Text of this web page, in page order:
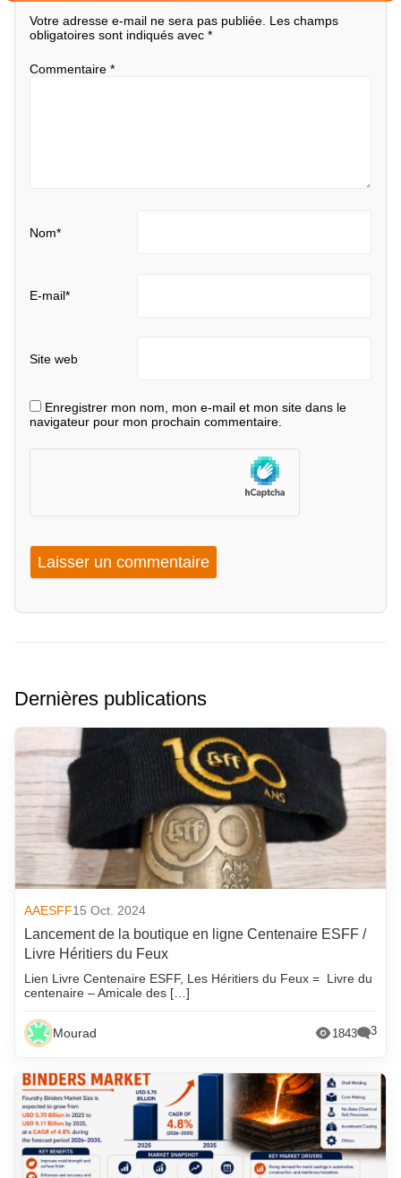
Votre adresse e-mail ne sera pas publiée. Les champs
obligatoires sont indiqués avec *
Commentaire *
Nom*
E-mail*
Site web
Enregistrer mon nom, mon e-mail et mon site dans le
navigateur pour mon prochain commentaire.
Dernières publications
AAESFF15 Oct. 2024
Lancement de la boutique en ligne Centenaire ESFF /
Livre Héritiers du Feux
Lien Livre Centenaire ESFF, Les Héritiers du Feux = Livre du
centenaire – Amicale des […]
Mourad 1843 3